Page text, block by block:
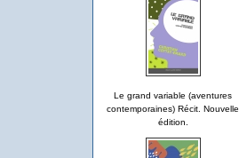
Le grand variable (aventures
contemporaines) Récit. Nouvelle
édition.